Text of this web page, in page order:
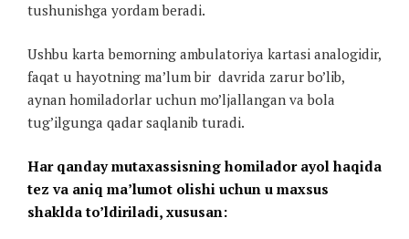
tushunishga yordam beradi.
Ushbu karta bemorning ambulatoriya kartasi analogidir,
faqat u hayotning ma’lum bir davrida zarur bo’lib,
aynan homiladorlar uchun mo’ljallangan va bola
tug’ilgunga qadar saqlanib turadi.
Har qanday mutaxassisning homilador ayol haqida
tez va aniq ma’lumot olishi uchun u maxsus
shaklda to’ldiriladi, xususan: